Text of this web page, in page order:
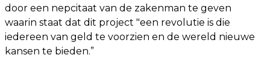
door een nepcitaat van de zakenman te geven
waarin staat dat dit project "een revolutie is die
iedereen van geld te voorzien en de wereld nieuwe
kansen te bieden.”